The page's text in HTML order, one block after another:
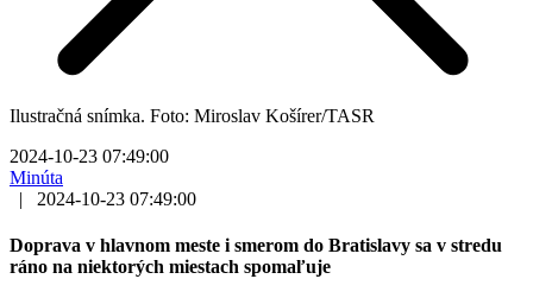
Ilustračná snímka. Foto: Miroslav Košírer/TASR
2024-10-23 07:49:00
Minúta
|
2024-10-23 07:49:00
Doprava v hlavnom meste i smerom do Bratislavy sa v stredu
ráno na niektorých miestach spomaľuje